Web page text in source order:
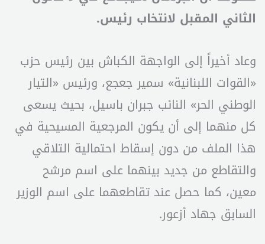
الثاني المقبل لانتخاب رئيس.
وعاد أخيراً إلى الواجهة الكباش بين رئيس حزب
«القوات اللبنانية» سمير جعجع، ورئيس «التيار
الوطني الحر» النائب جبران باسيل، بحيث يسعى
كل منهما إلى أن يكون المرجعية المسيحية في
هذا الملف من دون إسقاط احتمالية التلاقي
والتقاطع من جديد بينهما على اسم مرشح
معين، كما حصل عند تقاطعهما على اسم الوزير
السابق جهاد أزعور.